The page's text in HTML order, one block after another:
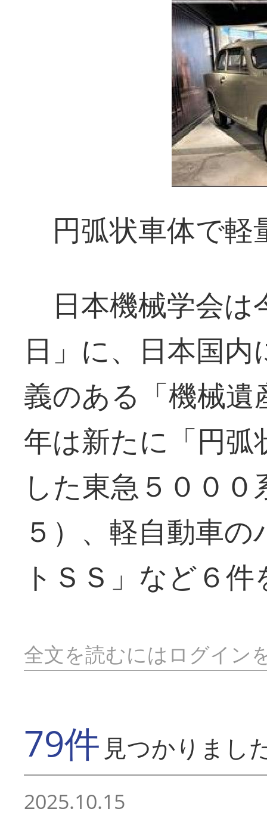
円弧状車体で
日本機械学会は
日」に、日本国
義のある「機械
年は新たに「円弧
した東急５００
５）、軽自動車
トＳＳ」など６
全文を読むにはログイン
79件 見つかりまし
2025.10.15